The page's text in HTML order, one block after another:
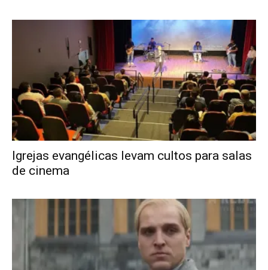
Igrejas evangélicas levam cultos para salas
de cinema